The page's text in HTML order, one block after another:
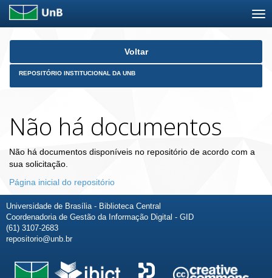
Skip
Voltar
REPOSITÓRIO INSTITUCIONAL DA UNB
Não há documentos
Não há documentos disponíveis no repositório de acordo com a
sua solicitação.
Página inicial do repositório
Universidade de Brasília - Biblioteca Central
Coordenadoria de Gestão da Informação Digital - GID
(61) 3107-2683
repositorio@unb.br